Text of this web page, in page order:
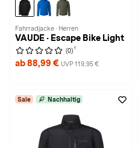
Fahrradjacke · Herren
VAUDE · Escape Bike Light
(0) 1
ab 88,99 € UVP 119,95 €
Sale Nachhaltig